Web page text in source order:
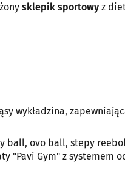
sklepik sportowy z
wykładzina,
ball, ovo ball, stepy
"Pavi Gym" z systemem